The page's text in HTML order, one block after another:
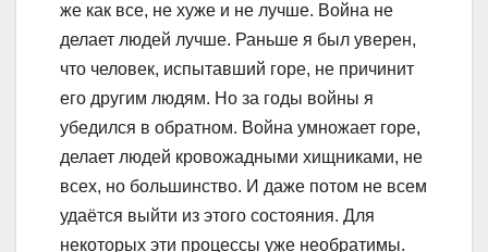
же как все, не хуже и не лучше. Война не
делает людей лучше. Раньше я был уверен,
что человек, испытавший горе, не причинит
его другим людям. Но за годы войны я
убедился в обратном. Война умножает горе,
делает людей кровожадными хищниками, не
всех, но большинство. И даже потом не всем
удаётся выйти из этого состояния. Для
некоторых эти процессы уже необратимы.